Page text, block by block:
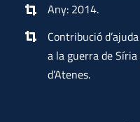
Any: 2014.
Contribució
a la guerra de
d’Atenes.